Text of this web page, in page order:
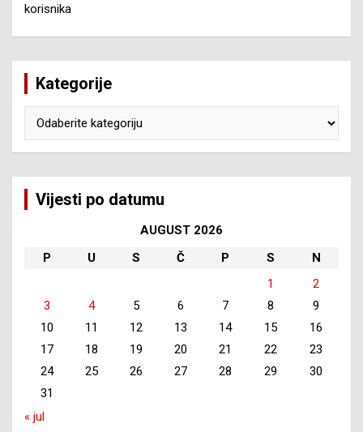
korisnika
Kategorije
Vijesti po datumu
AUGUST 2026
P
U S Č P S
N
1
2
3
4 5 6 7 8
9
10
11 12 13 14 15
16
17
18 19 20 21 22
23
24
25 26 27 28 29
30
31
« jul